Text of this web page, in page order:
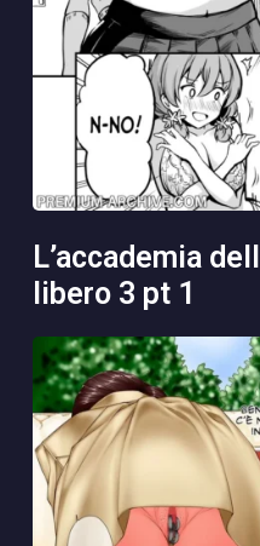
l’accademia dell’accoppiamento
libero 3 pt 1